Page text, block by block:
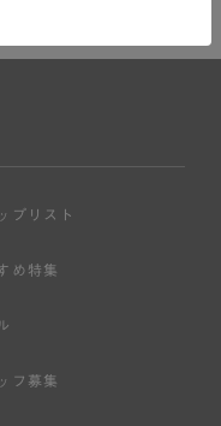
プリスト
め特集
フ募集